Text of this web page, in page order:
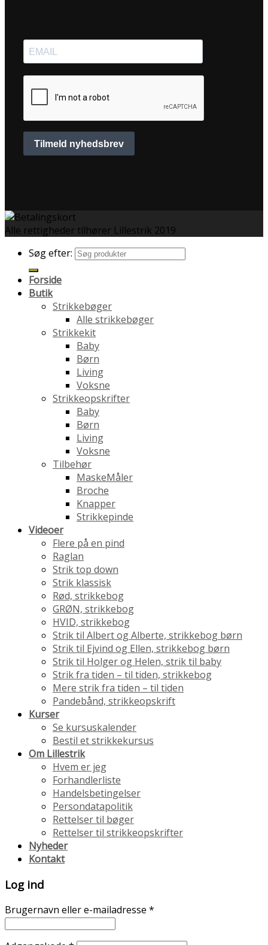
Alle rettigheder tilhører Lillestrik 2019
Søg efter:
Forside
Butik
Strikkebøger
Alle strikkebøger
Strikkekit
Baby
Børn
Living
Voksne
Strikkeopskrifter
Baby
Børn
Living
Voksne
Tilbehør
MaskeMåler
Broche
Knapper
Strikkepinde
Videoer
Flere på en pind
Raglan
Strik top down
Strik klassisk
Rød, strikkebog
GRØN, strikkebog
HVID, strikkebog
Strik til Albert og Alberte, strikkebog børn
Strik til Ejvind og Ellen, strikkebog børn
Strik til Holger og Helen, strik til baby
Strik fra tiden – til tiden, strikkebog
Mere strik fra tiden – til tiden
Pandebånd, strikkeopskrift
Kurser
Se kursuskalender
Bestil et strikkekursus
Om Lillestrik
Hvem er jeg
Forhandlerliste
Handelsbetingelser
Persondatapolitik
Rettelser til bøger
Rettelser til strikkeopskrifter
Nyheder
Kontakt
Log ind
Brugernavn eller e-mailadresse *